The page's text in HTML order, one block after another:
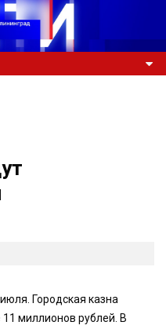
Городская казна
миллионов рублей. В